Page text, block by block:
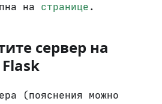
на странице .
сервер на
(пояснения можно